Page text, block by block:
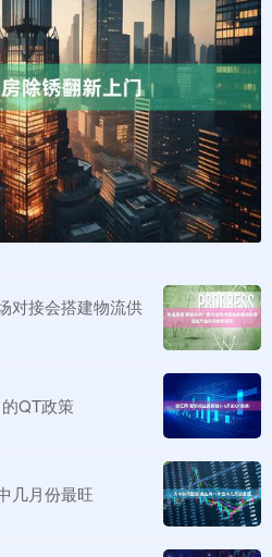
对接会搭建物流供
QT政策
几月份最旺